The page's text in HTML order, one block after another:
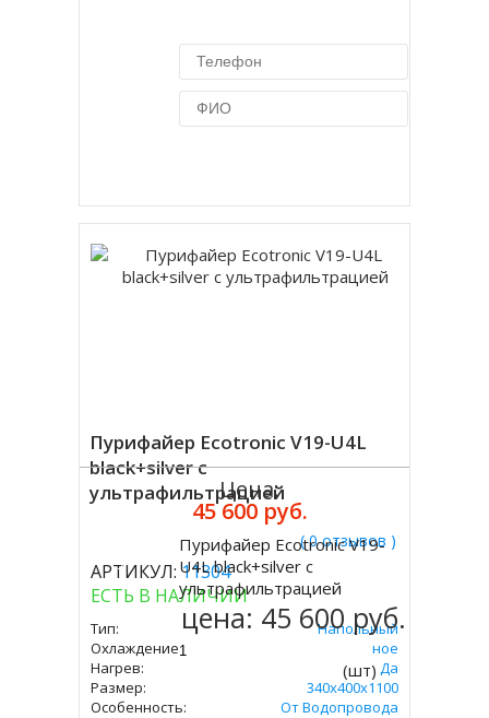
Пурифайер Ecotronic V19-U4L
black+silver с
ультрафильтрацией
( 0 отзывов )
АРТИКУЛ:11304
ЕСТЬ В НАЛИЧИИ
Тип:
Напольный
Охлаждение:
Компрессорное
Нагрев:
Да
Размер:
340x400х1100
Особенность:
От Водопровода
Цена:
45 600 руб.
Пурифайер Ecotronic V19-
U4L black+silver с
ультрафильтрацией
цена: 45 600 руб.
(шт)